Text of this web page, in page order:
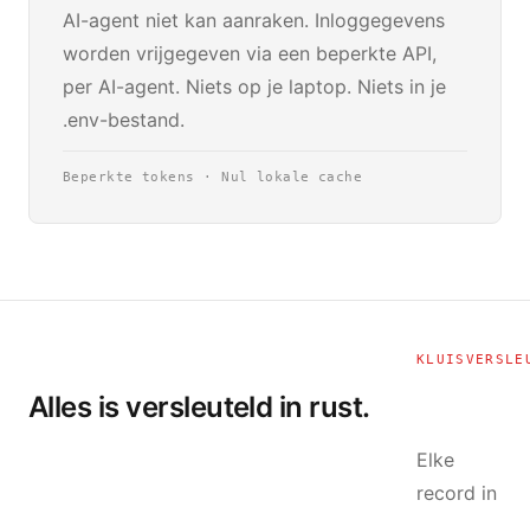
AI-agent niet kan aanraken. Inloggegevens
worden vrijgegeven via een beperkte API,
per AI-agent. Niets op je laptop. Niets in je
.env-bestand.
Beperkte tokens · Nul lokale cache
Alles is versleuteld in rust.
Elke
record in